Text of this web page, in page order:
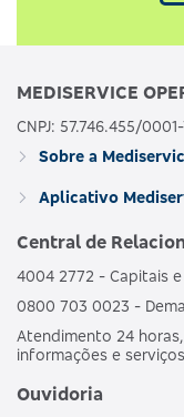
MEDISERVICE
CNPJ: 57.746.455/
Sobre a
Aplicativo
Central de
4004 2772 - Capitais
0800 703 0023 -
Atendimento 24
informações e
Ouvidoria